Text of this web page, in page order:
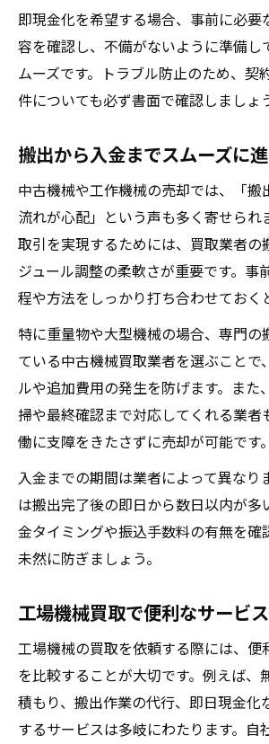
即現金化を希望する場合、事前に必要
容を確認し、不備がないように準備し
ムーズです。トラブル防止のため、契
件についても必ず書面で確認しましょ
搬出から入金までスムーズに
中古機械や工作機械の売却では、「搬
流れが心配」という声も多く寄せられ
取引を実現するためには、買取業者の
ジュール調整の柔軟さが重要です。事
程や方法をしっかり打ち合わせておく
特に重量物や大型機械の場合、専門の
ている中古機械買取業者を選ぶことで
ルや追加費用の発生を防げます。また
掃や最終確認まで対応してくれる業者
働に支障をきたさずに売却が可能です。
入金までの期間は業者によって異なり
は搬出完了後の即日から数日以内が多
金タイミングや振込手数料の有無を確
未然に防ぎましょう。
工場機械買取で便利なサービ
工場機械の買取を依頼する際には、便
を比較することが大切です。例えば、
積もり、搬出作業の代行、即日現金化
するサービスは多岐にわたります。自